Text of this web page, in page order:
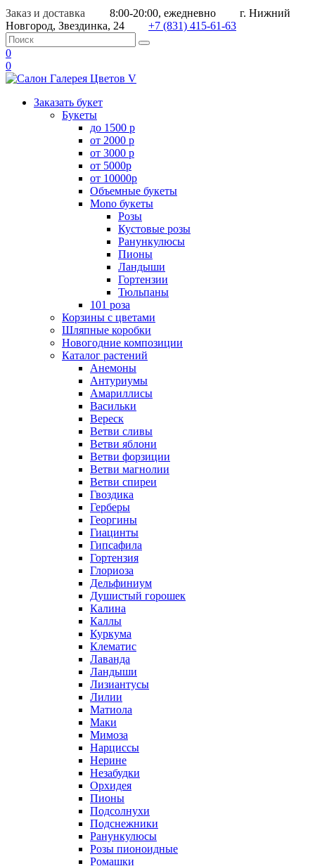
Заказ и доставка 8:00-20:00, ежедневно
г. Нижний
Новгород, Звездинка, 24
+7 (831) 415-61-63
0
0
Заказать букет
Букеты
до 1500 р
от 2000 р
от 3000 р
от 5000р
от 10000р
Объемные букеты
Mono букеты
Розы
Кустовые розы
Ранункулюсы
Пионы
Ландыши
Гортензии
Тюльпаны
101 роза
Корзины с цветами
Шляпные коробки
Новогодние композиции
Каталог растений
Анемоны
Антуриумы
Амариллисы
Васильки
Вереск
Ветви сливы
Ветви яблони
Ветви форзиции
Ветви магнолии
Ветви спиреи
Гвоздика
Герберы
Георгины
Гиацинты
Гипсафила
Гортензия
Глориоза
Дельфиниум
Душистый горошек
Калина
Каллы
Куркума
Клематис
Лаванда
Ландыши
Лизиантусы
Лилии
Матиола
Маки
Мимоза
Нарциссы
Нерине
Незабудки
Орхидея
Пионы
Подсолнухи
Подснежники
Ранункулюсы
Розы пионоидные
Ромашки